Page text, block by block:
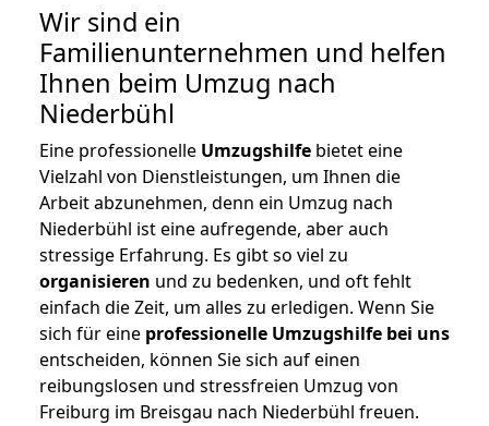
Wir sind ein
Familienunternehmen und helfen
Ihnen beim Umzug nach
Niederbühl
Eine professionelle Umzugshilfe bietet eine
Vielzahl von Dienstleistungen, um Ihnen die
Arbeit abzunehmen, denn ein Umzug nach
Niederbühl ist eine aufregende, aber auch
stressige Erfahrung. Es gibt so viel zu
organisieren und zu bedenken, und oft fehlt
einfach die Zeit, um alles zu erledigen. Wenn Sie
sich für eine professionelle Umzugshilfe bei uns
entscheiden, können Sie sich auf einen
reibungslosen und stressfreien Umzug von
Freiburg im Breisgau nach Niederbühl freuen.